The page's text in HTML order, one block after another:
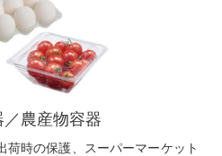
農産物容器
荷時の保護、スーパーマーケット